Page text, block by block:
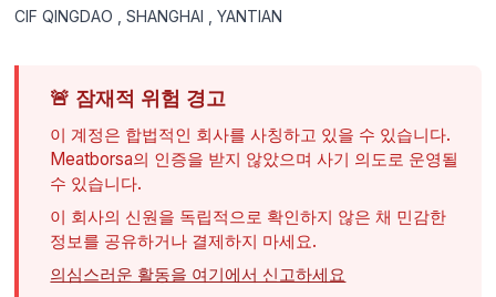
CIF QINGDAO , SHANGHAI , YANTIAN
🚨 잠재적 위험 경고
이 계정은 합법적인 회사를 사칭하고 있을 수 있습니다.
Meatborsa의 인증을 받지 않았으며 사기 의도로 운영될
수 있습니다.
이 회사의 신원을 독립적으로 확인하지 않은 채 민감한
정보를 공유하거나 결제하지 마세요.
의심스러운 활동을 여기에서 신고하세요